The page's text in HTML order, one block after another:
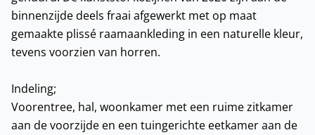
binnenzijde deels fraai afgewerkt met op maat
gemaakte plissé raamaankleding in een naturelle kleur,
tevens voorzien van horren.
Indeling;
Voorentree, hal, woonkamer met een ruime zitkamer
aan de voorzijde en een tuingerichte eetkamer aan de